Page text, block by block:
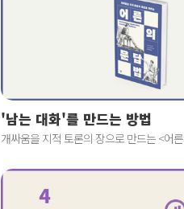
'남는 대화'를 만드는 방법
개싸움을 지적 토론의 장으로 만드는 <어